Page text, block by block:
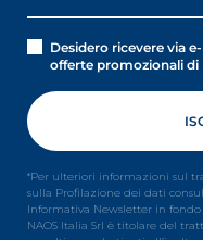
Desidero ricevere via
offerte promozionali di
*Per ulteriori informazioni sul
sulla Profilazione dei dati
Informativa Newsletter in
NAOS Italia Srl è titolare del